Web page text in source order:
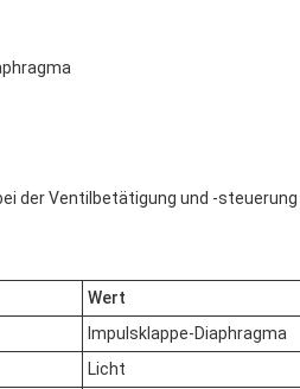
der Ventilbetätigung und -steuerung
Wert
Impulsklappe-Diaphragma
Licht